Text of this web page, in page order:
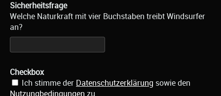
Sicherheitsfrage
Welche Naturkraft mit vier Buchstaben treibt Windsurfer
an?
Checkbox
Ich stimme der Datenschutzerklärung sowie den
Nutzungbedingungen zu